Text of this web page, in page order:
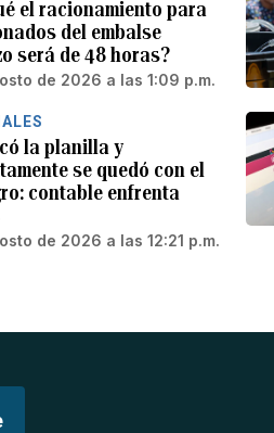
el racionamiento para
del embalse
será de 48 horas?
de 2026 a las 1:09 p.m.
la planilla y
se quedó con el
contable enfrenta
de 2026 a las 12:21 p.m.